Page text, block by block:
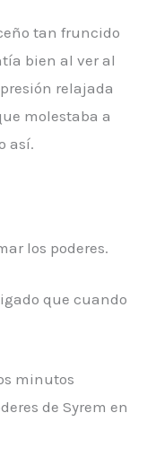
tan fruncido
bien al ver al
relajada
molestaba a
así.
los poderes.
que cuando
minutos
de Syrem en